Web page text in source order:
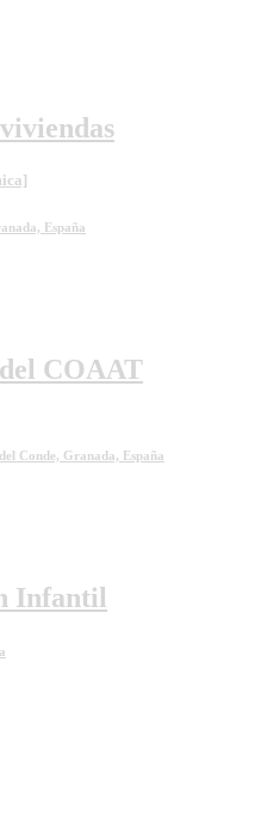
España
COAAT
Conde, Granada, España
Infantil